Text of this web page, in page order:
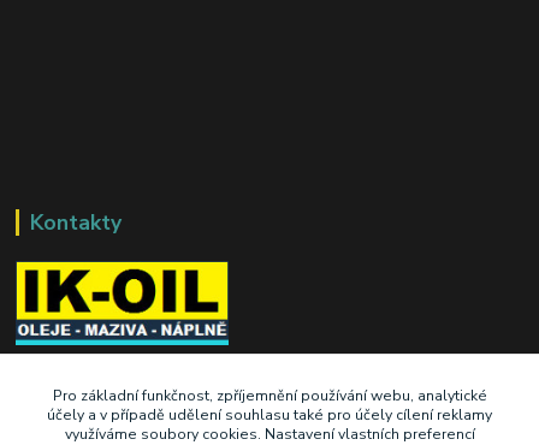
Kontakty
+420 603 345 409
Pro základní funkčnost, zpříjemnění používání webu, analytické
účely a v případě udělení souhlasu také pro účely cílení reklamy
využíváme soubory cookies. Nastavení vlastních preferencí